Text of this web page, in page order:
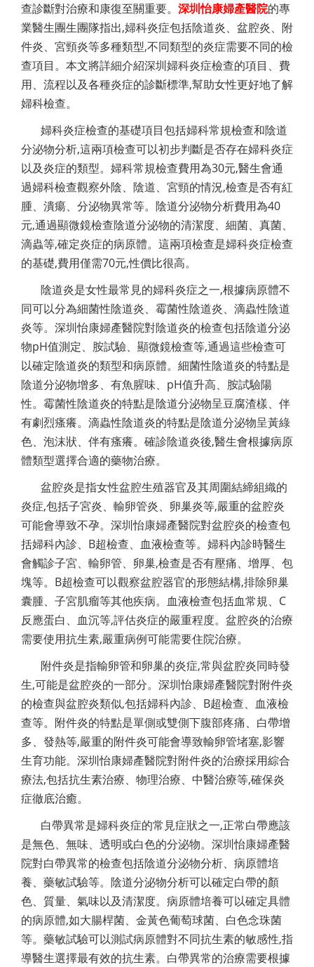
查診斷對治療和康復至關重要。 深圳怡康婦產醫院的專
業醫生團生團隊指出,婦科炎症包括陰道炎、盆腔炎、附
件炎、宮頸炎等多種類型,不同類型的炎症需要不同的檢
查項目。本文將詳細介紹深圳婦科炎症檢查的項目、費
用、流程以及各種炎症的診斷標準,幫助女性更好地了解
婦科檢查。
婦科炎症檢查的基礎項目包括婦科常規檢查和陰道
分泌物分析,這兩項檢查可以初步判斷是否存在婦科炎症
以及炎症的類型。婦科常規檢查費用為30元,醫生會通
過婦科檢查觀察外陰、陰道、宮頸的情況,檢查是否有紅
腫、潰瘍、分泌物異常等。陰道分泌物分析費用為40
元,通過顯微鏡檢查陰道分泌物的清潔度、細菌、真菌、
滴蟲等,確定炎症的病原體。這兩項檢查是婦科炎症檢查
的基礎,費用僅需70元,性價比很高。
陰道炎是女性最常見的婦科炎症之一,根據病原體不
同可以分為細菌性陰道炎、霉菌性陰道炎、滴蟲性陰道
炎等。深圳怡康婦產醫院對陰道炎的檢查包括陰道分泌
物pH值測定、胺試驗、顯微鏡檢查等,通過這些檢查可
以確定陰道炎的類型和病原體。細菌性陰道炎的特點是
陰道分泌物增多、有魚腥味、pH值升高、胺試驗陽
性。霉菌性陰道炎的特點是陰道分泌物呈豆腐渣樣、伴
有劇烈瘙癢。滴蟲性陰道炎的特點是陰道分泌物呈黃綠
色、泡沫狀、伴有瘙癢。確診陰道炎後,醫生會根據病原
體類型選擇合適的藥物治療。
盆腔炎是指女性盆腔生殖器官及其周圍結締組織的
炎症,包括子宮炎、輸卵管炎、卵巢炎等,嚴重的盆腔炎
可能會導致不孕。深圳怡康婦產醫院對盆腔炎的檢查包
括婦科內診、B超檢查、血液檢查等。婦科內診時醫生
會觸診子宮、輸卵管、卵巢,檢查是否有壓痛、增厚、包
塊等。B超檢查可以觀察盆腔器官的形態結構,排除卵巢
囊腫、子宮肌瘤等其他疾病。血液檢查包括血常規、C
反應蛋白、血沉等,評估炎症的嚴重程度。盆腔炎的治療
需要使用抗生素,嚴重病例可能需要住院治療。
附件炎是指輸卵管和卵巢的炎症,常與盆腔炎同時發
生,可能是盆腔炎的一部分。深圳怡康婦產醫院對附件炎
的檢查與盆腔炎類似,包括婦科內診、B超檢查、血液檢
查等。附件炎的特點是單側或雙側下腹部疼痛、白帶增
多、發熱等,嚴重的附件炎可能會導致輸卵管堵塞,影響
生育功能。深圳怡康婦產醫院對附件炎的治療採用綜合
療法,包括抗生素治療、物理治療、中醫治療等,確保炎
症徹底治癒。
白帶異常是婦科炎症的常見症狀之一,正常白帶應該
是無色、無味、透明或白色的分泌物。深圳怡康婦產醫
院對白帶異常的檢查包括陰道分泌物分析、病原體培
養、藥敏試驗等。陰道分泌物分析可以確定白帶的顏
色、質量、氣味以及清潔度。病原體培養可以確定具體
的病原體,如大腸桿菌、金黃色葡萄球菌、白色念珠菌
等。藥敏試驗可以測試病原體對不同抗生素的敏感性,指
導醫生選擇最有效的抗生素。白帶異常的治療需要根據